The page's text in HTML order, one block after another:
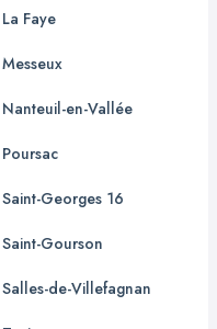
La Faye
Messeux
Nanteuil-en-Vallée
Poursac
Saint-Georges 16
Saint-Gourson
Salles-de-Villefagnan